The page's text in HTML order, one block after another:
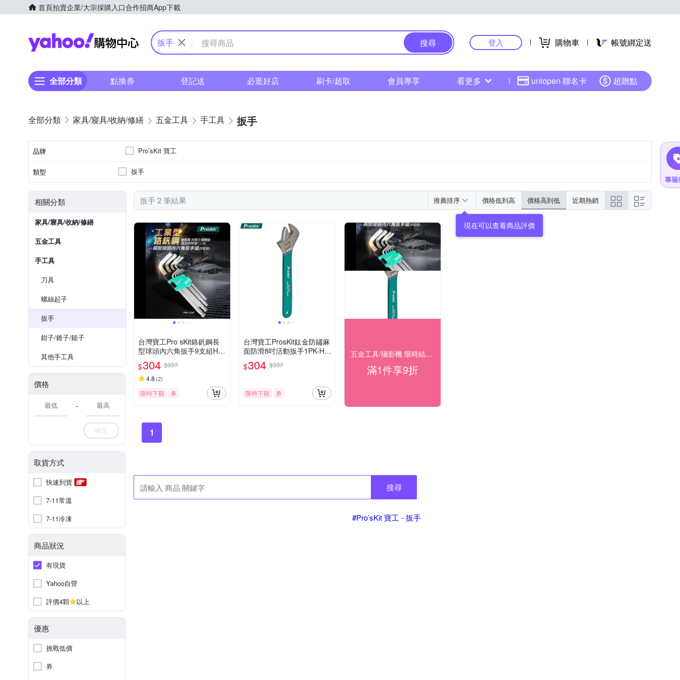
首頁拍賣企業/大宗採購入口合作招商App下載
Yahoo購物中心
扳手 搜尋 登入 購物車 帳號綁定送
全部分類 點換券 登記送 必逛好店 刷卡/超取 會員專享 看更多 uniopen 聯名卡 超贈點
家具/寢具/收納/修繕 五金工具 手工具 扳手
品牌 Pro’sKit 寶工
類型 扳手
相關分類
家具/寢具/收納/修繕
五金工具
手工具
刀具
螺絲起子
扳手
鉗子/錐子/鎚子
其他手工具
價格
-
確定
取貨方式
快速到貨
7-11常溫
7-11冷凍
商品狀況
有現貨
Yahoo自營
評價4顆
以上
優惠
挑戰低價
券
扳手 2 筆結果 推薦排序 價格低到高 價格高到低 近期熱銷
現在可以查看商品評價
台灣寶工Pro sKit鉻釩鋼長
型球頭內六角扳手9支組HW
-229B(德國GS認証)內六角
板手內6角板手球頭扳手
$304 $337
4.8 (2)
限時下殺 券
台灣寶工ProsKit鈦金防鏽麻
面防滑8吋活動扳手1PK-H0
28(耐腐蝕;最大2.5公分刻
度;S50C碳鋼)五金板手扳頭
$304 $337
限時下殺 券
五金工具/攝影機 限時結帳9折
滿1件享9折
1
搜尋
#Pro’sKit 寶工 - 扳手